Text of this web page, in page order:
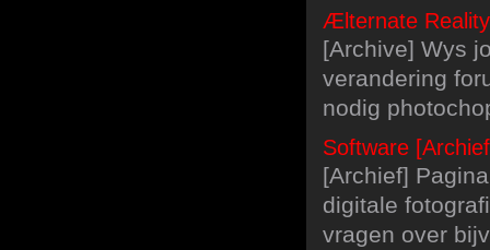
Ælternate
[Archive] Wys
verandering
nodig
Software
[Archief]
digitale
vragen over